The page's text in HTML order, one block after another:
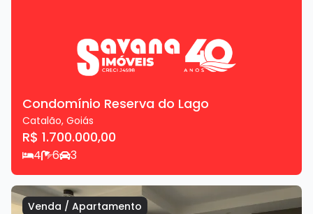
Condomínio Reserva do Lago
Catalão, Goiás
R$ 1.700.000,00
4 6 3
Venda / Apartamento